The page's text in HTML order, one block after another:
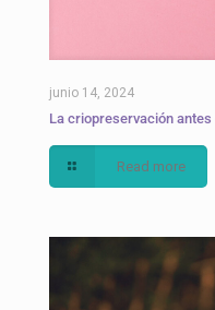
junio 14, 2024
La criopreservación
Read more